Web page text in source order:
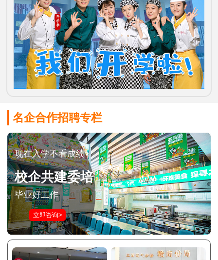
名企合作招聘专栏
现在入学不看成绩
校企共建委培
毕业好工作
立即咨询>